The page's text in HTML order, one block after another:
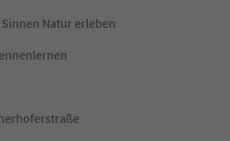
Natur erleben